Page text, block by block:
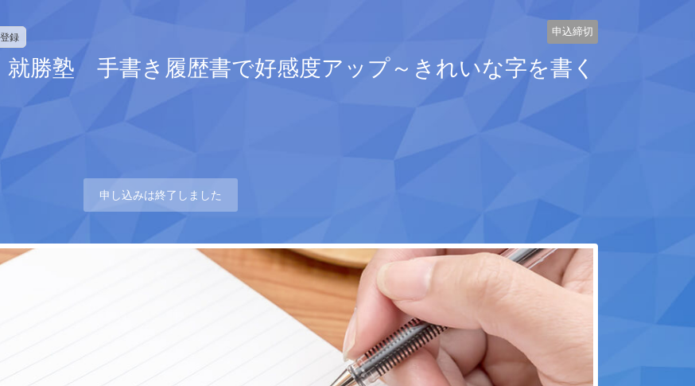
録 申込締切
勝塾 手書き履歴書で好感度アップ～きれいな字を書く
申し込みは終了しました